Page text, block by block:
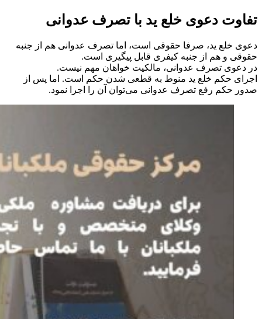
تفاوت دعوی خلع ید با تصرف عدوانی
دعوی خلع ید، صرفا حقوقی است، اما تصرف عدوانی هم از جنبه
حقوقی و هم از جنبه کیفری قابل پیگیری است.
در دعوی تصرف عدوانی، مالکیت خواهان مهم نیست.
اجرای حکم خلع ید منوط به قطعی شدن حکم است. اما پس از
صدور حکم رفع تصرف عدوانی می‌توان آن را اجرا نمود.